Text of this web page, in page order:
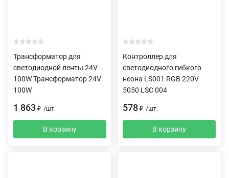
Трансформатор для
светодиодной ленты 24V
100W Трансформатор 24V
100W
1 863 ₽ /шт.
В корзину
Контроллер для
светодиодного гибкого
неона LS001 RGB 220V
5050 LSC 004
578 ₽ /шт.
В корзину